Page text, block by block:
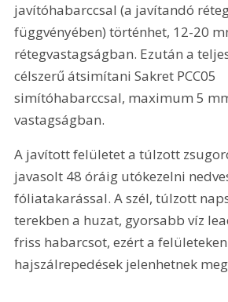
javítóhabarccsal (a javítandó
függvényében) történhet, 12-20
rétegvastagságban. Ezután a
célszerű átsimítani Sakret PCC05
simítóhabarccsal, maximum 5
vastagságban.
A javított felületet a túlzott
javasolt 48 óráig utókezelni
fóliatakarással. A szél, túlzott
terekben a huzat, gyorsabb víz
friss habarcsot, ezért a felületeken
hajszálrepedések jelenhetnek